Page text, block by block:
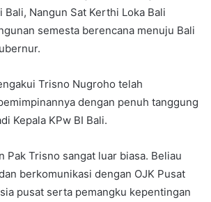
Nangun Sat Kerthi Loka Bali
semesta berencana menuju Bali
Trisno Nugroho telah
dengan penuh tanggung
Kepala KPw BI Bali.
Pak Trisno sangat luar biasa. Beliau
berkomunikasi dengan OJK Pusat
pusat serta pemangku kepentingan